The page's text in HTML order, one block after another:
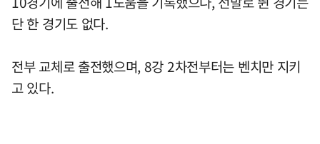
단 한 경기도 없다.
전부 교체로 출전했으며, 8강 2차전부터는 벤치만 지키
고 있다.